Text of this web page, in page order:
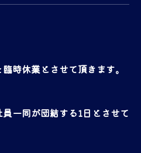
時休業とさせて頂きます。
一同が団結する1日とさせて